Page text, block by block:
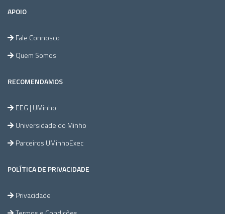
APOIO
Fale Connosco
Quem Somos
RECOMENDAMOS
EEG | UMinho
Universidade do Minho
Parceiros UMinhoExec
POLÍTICA DE PRIVACIDADE
Privacidade